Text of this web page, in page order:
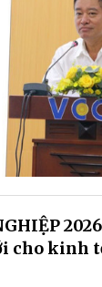
cho kinh